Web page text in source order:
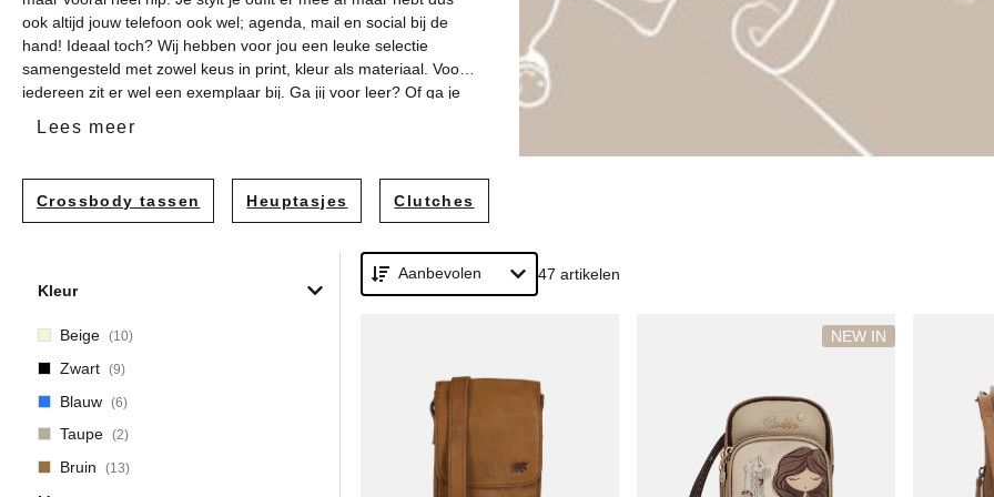
Shoppers
Schoudertassen
Strandtassen
Telefoontasjes
Luiertassen
Kurt Geiger tassen
Michael Kors tassen
Studio Noos tassen
ook altijd jouw telefoon ook wel; agenda, mail en social bij de
hand! Ideaal toch? Wij hebben voor jou een leuke selectie
samengesteld met zowel keus in print, kleur als materiaal. Voor
iedereen zit er wel een exemplaar bij. Ga jij voor leer? Of ga je
voor de print lovers voldoende keus!
Lees meer
Crossbody tassen Heuptasjes Clutches
Kleur
Beige (10)
Zwart (9)
Blauw (6)
Taupe (2)
Bruin (13)
Aanbevolen 47 artikelen
NEW IN